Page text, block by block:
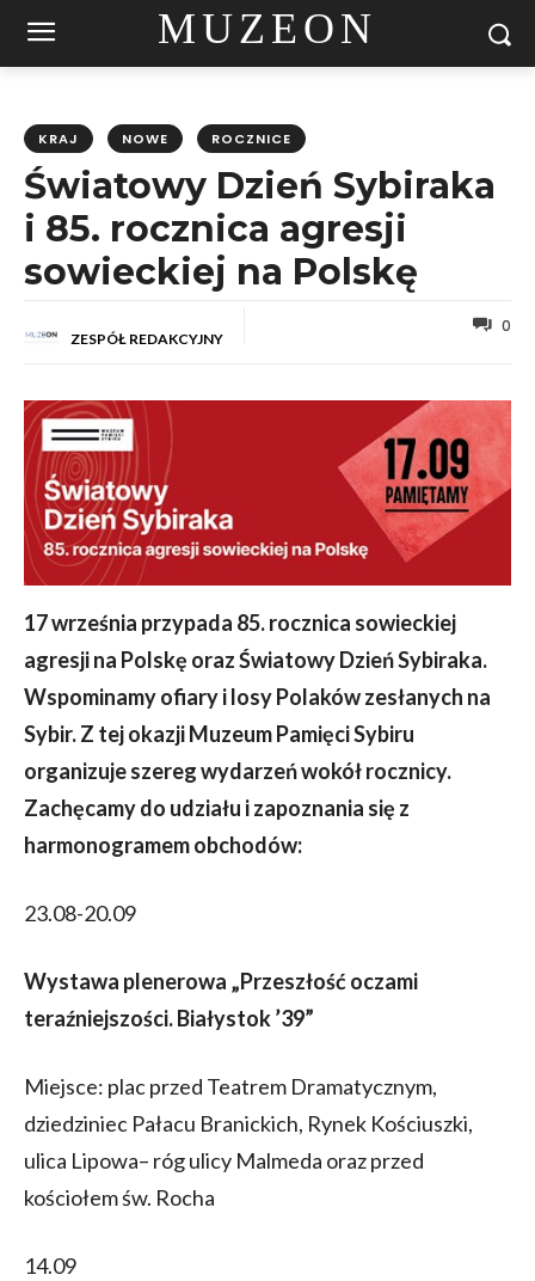
MUZEON
KRAJ NOWE ROCZNICE
Światowy Dzień Sybiraka
i 85. rocznica agresji
sowieckiej na Polskę
ZESPÓŁ REDAKCYJNY
0
17 września przypada 85. rocznica sowieckiej
agresji na Polskę oraz Światowy Dzień Sybiraka.
Wspominamy ofiary i losy Polaków zesłanych na
Sybir. Z tej okazji Muzeum Pamięci Sybiru
organizuje szereg wydarzeń wokół rocznicy.
Zachęcamy do udziału i zapoznania się z
harmonogramem obchodów:
23.08-20.09
Wystawa plenerowa „Przeszłość oczami
teraźniejszości. Białystok ’39”
Miejsce: plac przed Teatrem Dramatycznym,
dziedziniec Pałacu Branickich, Rynek Kościuszki,
ulica Lipowa– róg ulicy Malmeda oraz przed
kościołem św. Rocha
14.09